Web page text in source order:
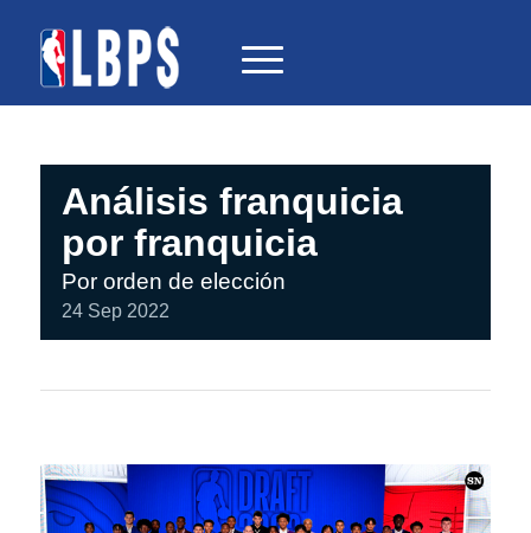
Análisis franquicia
por franquicia
Por orden de elección
24 Sep 2022